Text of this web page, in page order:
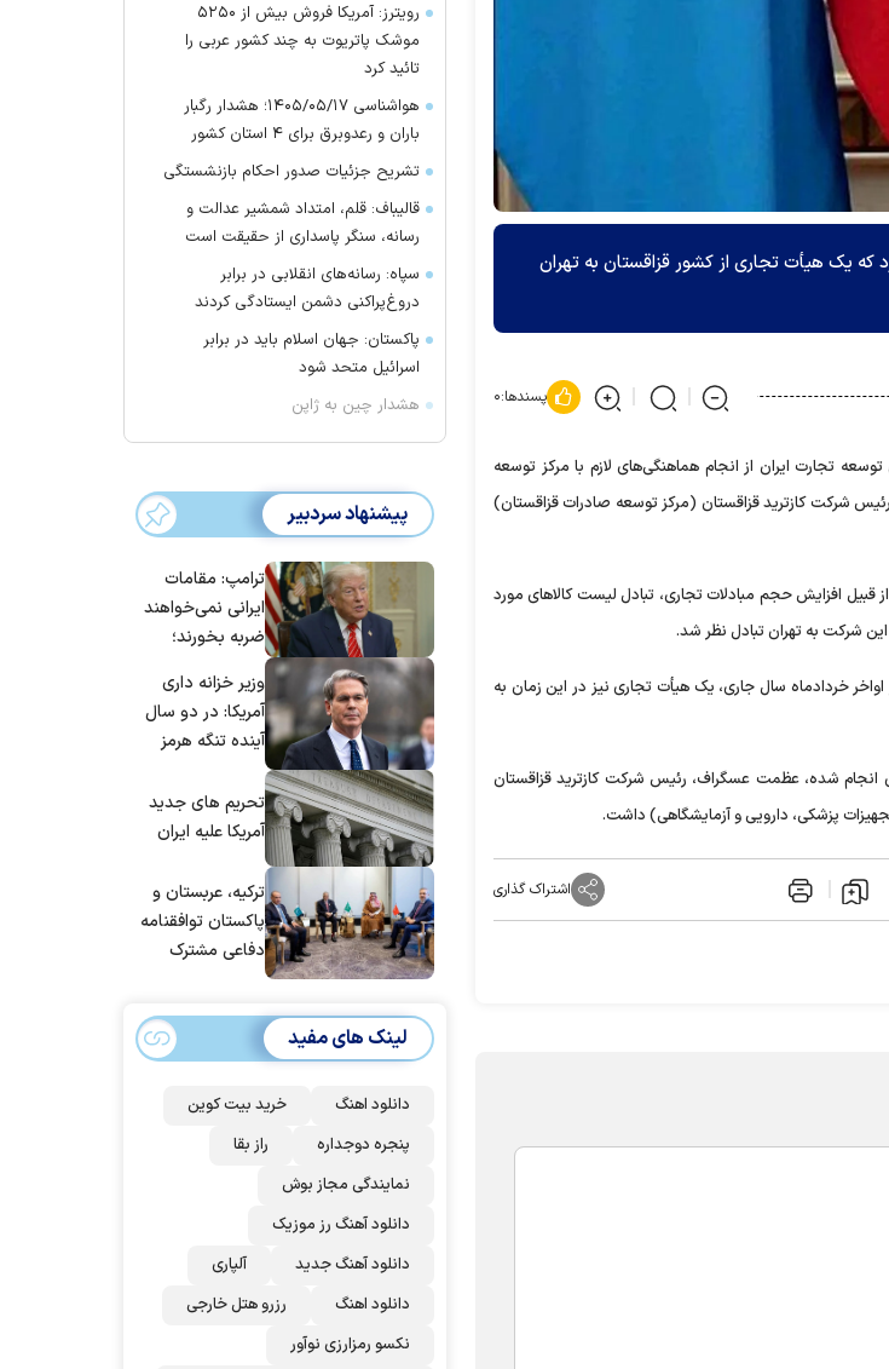
که یک هیأت تجاری از کشور قزاقستان به تهران
پسندها:۰
تجارت ایران از انجام هماهنگی‌های لازم با مرکز توسعه
شرکت کازترید قزاقستان (مرکز توسعه صادرات قزاقستان)
افزایش حجم مبادلات تجاری، تبادل لیست کالاهای مورد
شرکت به تهران تبادل نظر شد.
خردادماه سال جاری، یک هیأت تجاری نیز در این زمان به
انجام شده، عظمت عسگراف، رئیس شرکت کازترید قزاقستان
پزشکی، دارویی و آزمایشگاهی) داشت.
اشتراک گذاری
رویترز: آمریکا فروش بیش از ۵۲۵۰
موشک پاتریوت به چند کشور عربی را
تائید کرد
هواشناسی ۱۴۰۵/۰۵/۱۷؛ هشدار رگبار
باران و رعدوبرق برای ۴ استان کشور
تشریح جزئیات صدور احکام بازنشستگی
قالیباف: قلم، امتداد شمشیر عدالت و
رسانه، سنگر پاسداری از حقیقت است
سپاه: رسانه‌های انقلابی در برابر
دروغ‌پراکنی دشمن ایستادگی کردند
پاکستان: جهان اسلام باید در برابر
اسرائیل متحد شود
هشدار چین به ژاپن
پیشنهاد سردبیر
ترامپ: مقامات
ایرانی نمی‌خواهند
ضربه بخورند؛
توافق برسند
وزیر خزانه داری
آمریکا: در دو سال
آینده تنگه هرمز
شد
تحریم های جدید
آمریکا علیه ایران
ترکیه، عربستان و
پاکستان توافقنامه
دفاعی مشترک
لینک های مفید
دانلود اهنگ
خرید بیت کوین
پنجره دوجداره
راز بقا
نمایندگی مجاز بوش
دانلود آهنگ رز‌ موزیک
دانلود آهنگ جدید
آلپاری
دانلود اهنگ
رزرو هتل خارجی
نکسو رمزارزی نوآور